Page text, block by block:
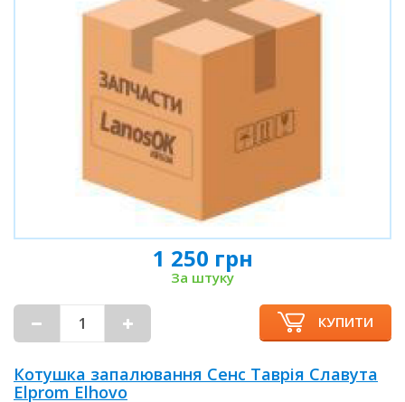
1 250 грн
За штуку
КУПИТИ
Котушка запалювання Сенс Таврія Славута
Elprom Elhovo